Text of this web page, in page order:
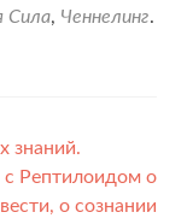
Сила, Ченнелинг.
знаний.
с Рептилоидом о
о сознании